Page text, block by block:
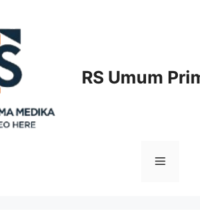
RS Umum
Menu